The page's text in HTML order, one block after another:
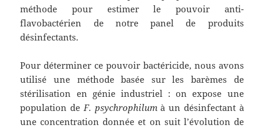
méthode pour estimer le pouvoir anti-
flavobactérien de notre panel de produits
désinfectants.
Pour déterminer ce pouvoir bactéricide, nous avons
utilisé une méthode basée sur les barèmes de
stérilisation en génie industriel : on expose une
population de F. psychrophilumà un désinfectant à
une concentration donnée et on suit l’évolution de